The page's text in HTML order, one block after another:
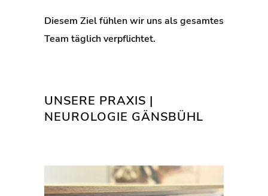
Diesem Ziel fühlen wir uns als gesamtes
Team täglich verpflichtet.
UNSERE PRAXIS |
NEUROLOGIE GÄNSBÜHL